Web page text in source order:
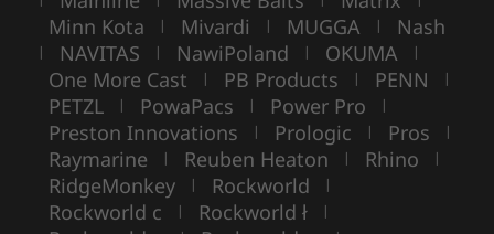
Minn Kota | Mivardi | MUGGA | Nash
| NAVITAS | NawiPoland | OKUMA |
One More Cast | PB Products | PENN |
PETZL | PowaPacs | Power Pro |
Preston Innovations | Prologic | Pros |
Raymarine | Reuben Heaton | Rhino |
RidgeMonkey | Rockworld |
Rockworld c | Rockworld ł |